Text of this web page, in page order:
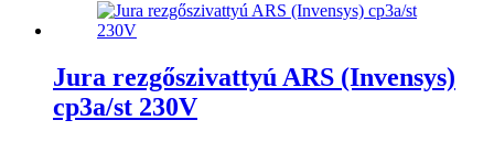
Jura rezgőszivattyú ARS (Invensys)
cp3a/st 230V